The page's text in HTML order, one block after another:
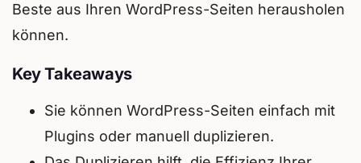
Beste aus Ihren WordPress-Seiten herausholen
können.
Key Takeaways
Sie können WordPress-Seiten einfach mit
Plugins oder manuell duplizieren.